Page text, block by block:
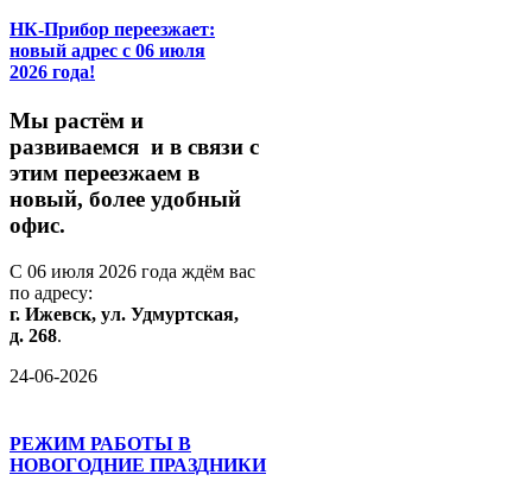
НК-Прибор переезжает:
новый адрес с 06 июля
2026 года!
Мы растём и
развиваемся и в связи с
этим переезжаем в
новый, более удобный
офис.
С 06 июля 2026 года ждём вас
по адресу:
г. Ижевск, ул. Удмуртская,
д. 268.
24-06-2026
РЕЖИМ РАБОТЫ В
НОВОГОДНИЕ ПРАЗДНИКИ